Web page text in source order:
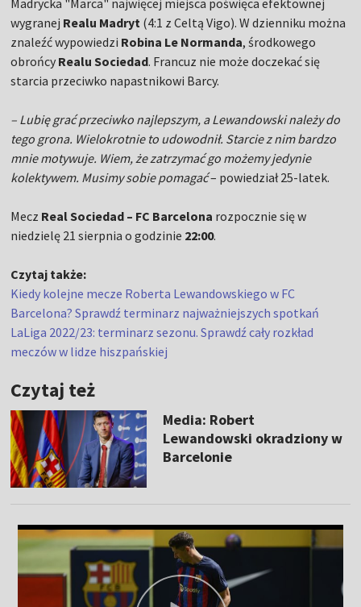
Madrycka "Marca" najwięcej miejsca poświęca efektownej
wygranej Realu Madryt (4:1 z Celtą Vigo). W dzienniku można
znaleźć wypowiedzi Robina Le Normanda, środkowego
obrońcy Realu Sociedad. Francuz nie może doczekać się
starcia przeciwko napastnikowi Barcy.
– Lubię grać przeciwko najlepszym, a Lewandowski należy do
tego grona. Wielokrotnie to udowodnił. Starcie z nim bardzo
mnie motywuje. Wiem, że zatrzymać go możemy jedynie
kolektywem. Musimy sobie pomagać– powiedział 25-latek.
Mecz Real Sociedad – FC Barcelona rozpocznie się w
niedzielę 21 sierpnia o godzinie 22:00.
Czytaj także:
Kiedy kolejne mecze Roberta Lewandowskiego w FC
Barcelona? Sprawdź terminarz najważniejszych spotkań
LaLiga 2022/23: terminarz sezonu. Sprawdź cały rozkład
meczów w lidze hiszpańskiej
Czytaj też
Media: Robert
Lewandowski okradziony w
Barcelonie